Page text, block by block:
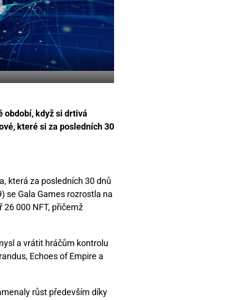
období, když si drtivá
které si za posledních 30
která za posledních 30 dnů
se Gala Games rozrostla na
000 NFT, přičemž
a vrátit hráčům kontrolu
Echoes of Empire a
růst především díky